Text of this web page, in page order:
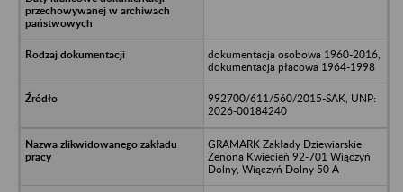
dokumentacja osobowa 1960-2016,
dokumentacja płacowa 1964-1998
992700/611/560/2015-SAK, UNP:
2026-00184240
GRAMARK Zakłady Dziewiarskie
Zenona Kwiecień 92-701 Wiączyń
Dolny, Wiączyń Dolny 50 A